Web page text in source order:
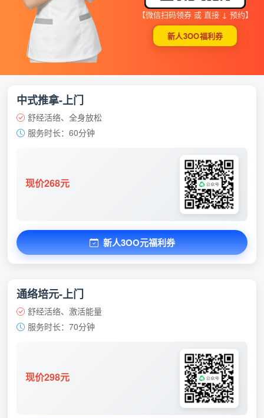
【微信扫码领券 或 直接 ↓ 预约】
新人3OO福利券
中式推拿-上门
舒经活络、全身放松
服务时长：60分钟
现价268元
新人3OO元福利券
通络培元-上门
舒经活络、激活能量
服务时长：70分钟
现价298元